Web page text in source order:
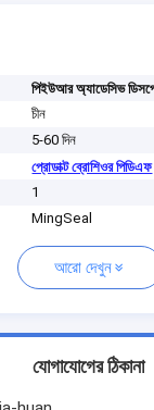
পিইউআর অ্যাডেসিভ
চীন
5-60 দিন
প্রোডাক্ট ব্রোশিওর পিডিএফ
1
MingSeal
আরো দেখুন
যোগাযোগের ঠিকানা